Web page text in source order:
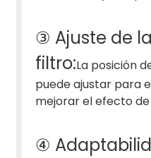
③ Ajuste de
filtro:La posición
puede ajustar para
mejorar el efecto
④